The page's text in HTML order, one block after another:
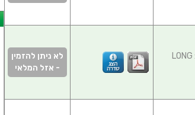
פיה לעמדת אוויר חם - SOP 10.0X4.8MM ♦ דגם: 21-10176♦ סוג פיה: LONG
לא ניתן להזמין
- אזל המלאי